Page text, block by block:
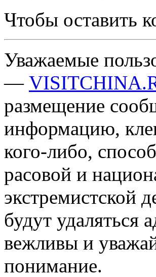
Чтобы оставить
Уважаемые
—
размещение
информацию,
кого-либо,
расовой и
экстремистской
будут удаляться
вежливы и
понимание.